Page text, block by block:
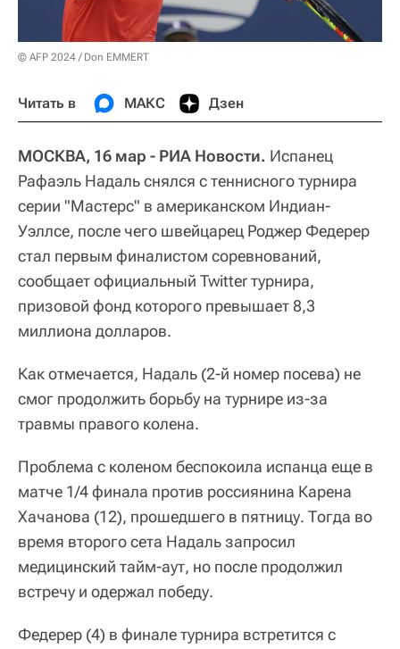
© AFP 2024 / Don EMMERT
Читать в МАКС Дзен
МОСКВА, 16 мар - РИА Новости. Испанец
Рафаэль Надаль снялся с теннисного турнира
серии "Мастерс" в американском Индиан-
Уэллсе, после чего швейцарец Роджер Федерер
стал первым финалистом соревнований,
сообщает официальный Twitter турнира,
призовой фонд которого превышает 8,3
миллиона долларов.
Как отмечается, Надаль (2-й номер посева) не
смог продолжить борьбу на турнире из-за
травмы правого колена.
Проблема с коленом беспокоила испанца еще в
матче 1/4 финала против россиянина Карена
Хачанова (12), прошедшего в пятницу. Тогда во
время второго сета Надаль запросил
медицинский тайм-аут, но после продолжил
встречу и одержал победу.
Федерер (4) в финале турнира встретится с